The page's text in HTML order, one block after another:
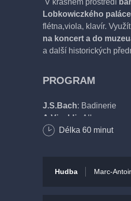
V krásném prostředí
Lobkowiczkého paláce
flétna,viola, klavír.
na koncert a do
a další historických
PROGRAM
J.S.Bach: Badinerie
A.Vivaldi : Allegro
Philipp Hyacinth
L.van Beethoven
: Grave
Délka 60 minut
Hudba Marc-